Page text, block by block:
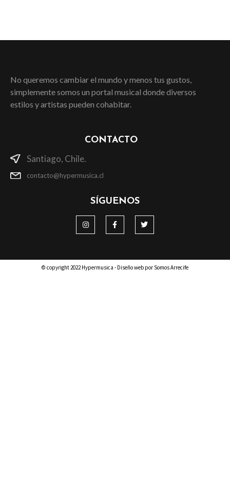
No queremos cambiar el mundo y menos tus gustos,
simplemente somos un portal musical donde diversos
estilos y artistas pueden cohabitar.
CONTACTO
Santiago, Chile.
contacto@hypermusica.cl
SÍGUENOS
© copyright 2022 Hypermusica - Diseño web por Somos Arrecife